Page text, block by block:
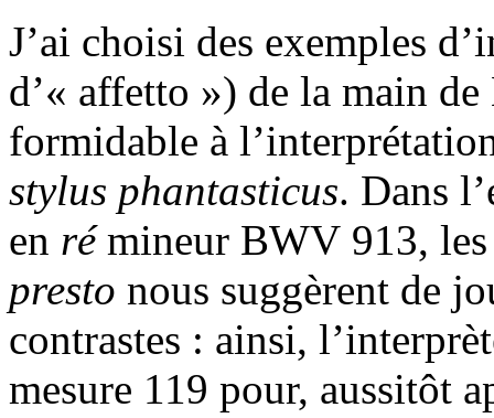
J’ai choisi des exemples
d’« affetto ») de la main
formidable à
stylus phantasticus. Dans
en rémineur BWV 913,
presto nous suggèrent de
contrastes : ainsi,
mesure 119 pour, aussitôt